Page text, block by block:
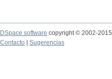
DSpace software copyright © 2002-2015
Contacto
Sugerencias